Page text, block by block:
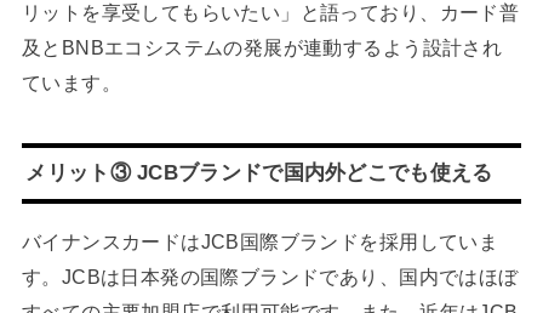
リットを享受してもらいたい」と語っており、カード普
及とBNBエコシステムの発展が連動するよう設計され
ています。
メリット③ JCBブランドで国内外どこでも使える
バイナンスカードはJCB国際ブランドを採用していま
す。JCBは日本発の国際ブランドであり、国内ではほぼ